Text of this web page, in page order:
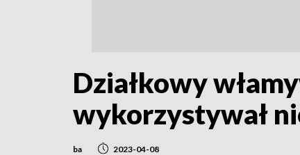
Działkowy
wykorzystywał
ba 2023-04-08